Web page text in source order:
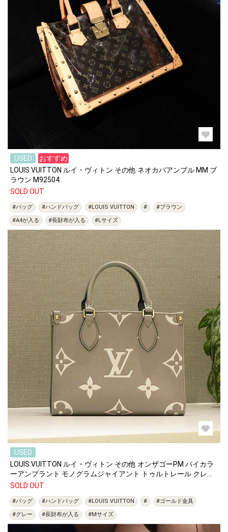
USED
おすすめ
LOUIS VUITTON ルイ・ヴィトン その他 ネオカバアンブル MM ブ
ラウン M92504
SOLD OUT
#バッグ #ハンドバッグ #LOUIS VUITTON #
#ブラウン
#A4が入る
#長財布が入る #Lサイズ
USED
LOUIS VUITTON ルイ・ヴィトン その他 オンザゴーPM バイカラ
ーアンプラント モノグラムジャイアント トゥルトレール クレー
ム M45779
SOLD OUT
#バッグ #ハンドバッグ #LOUIS VUITTON #
#ゴールド金具
#グレー
#長財布が入る #Mサイズ